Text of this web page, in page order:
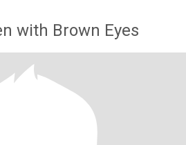
with Brown Eyes